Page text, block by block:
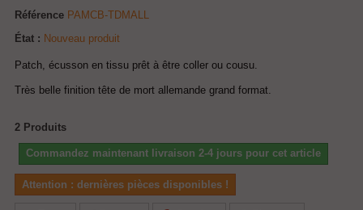
Référence PAMCB-TDMALL
État : Nouveau produit
Patch, écusson en tissu prêt à être coller ou cousu.
Très belle finition tête de mort allemande grand format.
2 Produits
Commandez maintenant livraison 2-4 jours pour cet article
Attention : dernières pièces disponibles !